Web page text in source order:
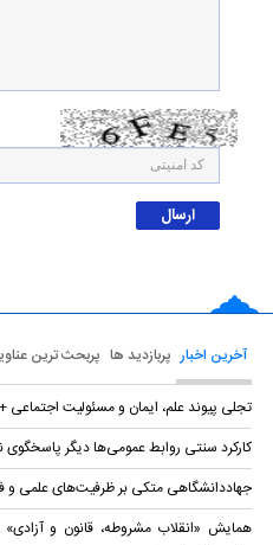
آخرین اخبار پربازدید ها پربحث ترین
تجلی پیوند علم، ایمان و مسئولیت اجتماعی
کارکرد سنتی روابط عمومی‌ها دیگر پاسخگوی
جهاددانشگاهی متکی بر ظرفیت‌های علمی
همایش «انقلاب مشروطه، قانون و